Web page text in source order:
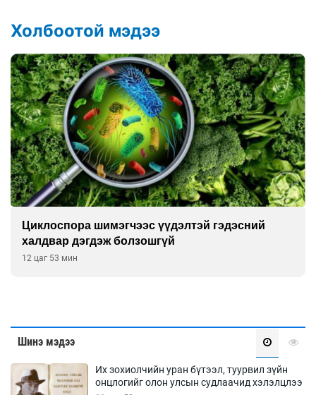
Холбоотой мэдээ
шимэгчээс үүдэлтэй гэдэсний
болзошгүй
Шинэ мэдээ
Их зохиолчийн уран бүтээл, туурвил зүйн
онцлогийг олон улсын судлаачид хэлэлцлээ